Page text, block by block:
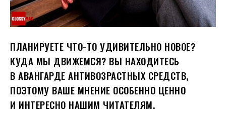
ПЛАНИРУЕТЕ ЧТО-ТО УДИВИТЕЛЬНО НОВОЕ?
КУДА МЫ ДВИЖЕМСЯ? ВЫ НАХОДИТЕСЬ
В АВАНГАРДЕ АНТИВОЗРАСТНЫХ СРЕДСТВ,
ПОЭТОМУ ВАШЕ МНЕНИЕ ОСОБЕННО ЦЕННО
И ИНТЕРЕСНО НАШИМ ЧИТАТЕЛЯМ.